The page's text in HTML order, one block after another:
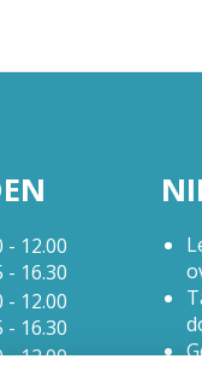
tot
- 12.00
tot
- 16.30
tot
- 12.00
tot
- 16.30
tot
- 12.00